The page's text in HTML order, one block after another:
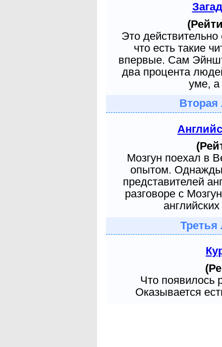
Это
что есть такие
впервые. Сам
два процента
уме, а
Вторая
Мозгун поехал в
опытом. Однажды
представителей
разговоре с
Третья
Что появилось
Оказывается